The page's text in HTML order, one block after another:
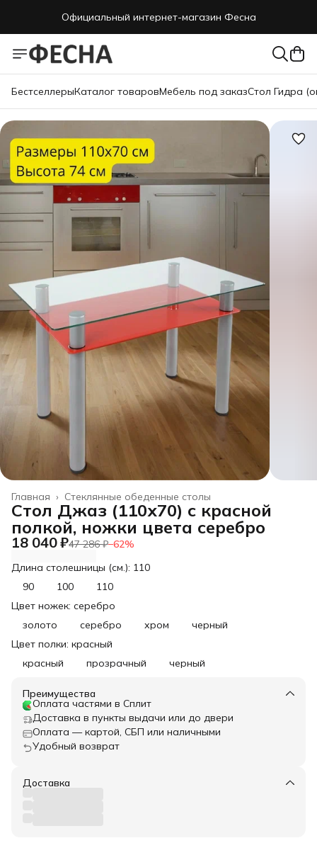
Официальный интернет-магазин Фесна
БестселлерыКаталог товаровМебель под заказСтол Гидра
Стеклянные обеденные столы
Главная ›
Cтол Джаз (110х70) с красной
полкой, ножки цвета серебро
18 040 ₽47 286 ₽−62%
Длина столешницы (см.): 110
90
100
110
Цвет ножек: серебро
золото
серебро хром
черный
Цвет полки: красный
красный
прозрачный черный
Преимущества
Оплата частями в Сплит
Доставка в пункты выдачи или до двери
Оплата — картой, СБП или наличными
Удобный возврат
Доставка